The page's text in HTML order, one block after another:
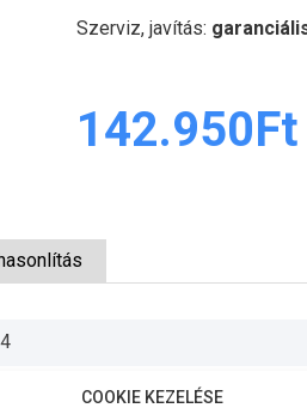
Szerviz, javítás:
142.950Ft
COOKIE KEZELÉSE